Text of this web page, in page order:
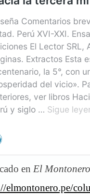
en El
elmontonero.pe/